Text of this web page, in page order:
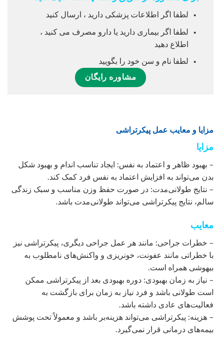
لطفا اگر اطلاعات پزشکی دارید ، ارسال کنید
لطفا اگر بیماری دارید یا دارو مصرف می کنید ،
اطلاع دهید
لطفا نام و سن خود را بگویید
مشاوره رایگان
مزایا و معایب عمل پیکرتراشی
مزایا
– بهبود ظاهر و اعتماد به نفس: ایجاد تناسب اندام و بهبود شکل
بدن می‌تواند به افزایش اعتماد به نفس فرد کمک کند.
– نتایج طولانی‌مدت: در صورت حفظ وزن مناسب و سبک زندگی
سالم، نتایج پیکرتراشی می‌تواند طولانی‌مدت باشد.
معایب
– خطرات جراحی: مانند هر عمل جراحی دیگری، پیکرتراشی نیز
با خطراتی مانند عفونت، خونریزی و واکنش‌های نامطلوب به
بیهوشی همراه است.
– نیاز به زمان بهبودی: دوره بهبودی بعد از پیکرتراشی ممکن
است طولانی باشد و فرد نیاز به زمان برای بازگشت به
فعالیت‌های عادی داشته باشد.
– هزینه: پیکرتراشی می‌تواند هزینه‌بر باشد و معمولاً تحت پوشش
بیمه‌های درمانی قرار نمی‌گیرد.